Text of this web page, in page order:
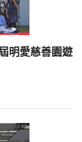
明愛慈善園遊